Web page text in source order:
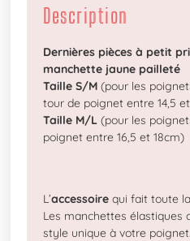
Description
Dernières pièces à petit
manchette jaune pailleté
Taille S/M(pour les
tour de poignet entre 14,5
Taille M/L(pour les
poignet entre 16,5 et 18cm)
L’accessoire qui fait toute
Les manchettes élastiques
style unique à votre poignet.